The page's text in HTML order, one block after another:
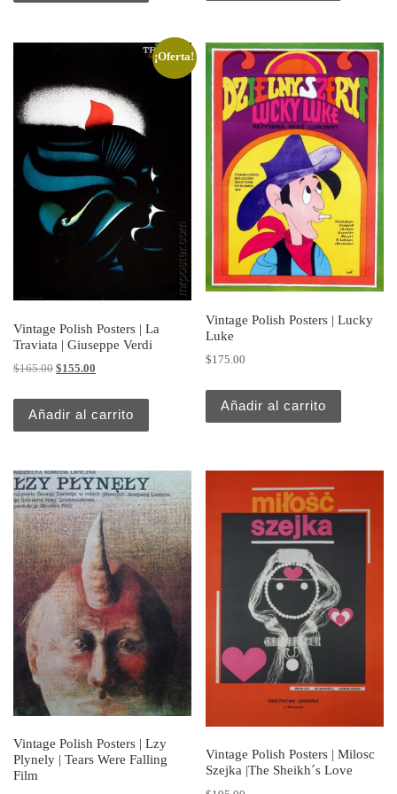
¡Oferta!
Vintage Polish Posters | La
Traviata | Giuseppe Verdi
$165.00 Original price was: $165.00.
$155.00 Current price is: $155.00.
Añadir al carrito
Vintage Polish Posters | Lucky
Luke
$175.00
Añadir al carrito
Vintage Polish Posters | Lzy
Plynely | Tears Were Falling
Film
Vintage Polish Posters | Milosc
Szejka |The Sheikh´s Love